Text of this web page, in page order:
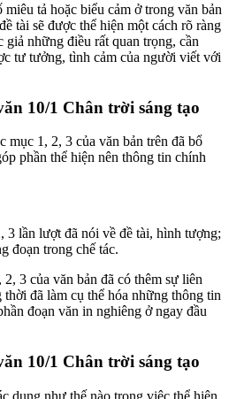
tả hoặc biểu cảm ở trong văn bản
tài sẽ được thể hiện một cách rõ ràng
giả những điều rất quan trọng, cần
tư tưởng, tình cảm của người viết với
10/1 Chân trời sáng tạo
mục 1, 2, 3 của văn bản trên đã bổ
phần thể hiện nên thông tin chính
3 lần lượt đã nói về đề tài, hình tượng;
đoạn trong chế tác.
3 của văn bản đã có thêm sự liên
đã làm cụ thể hóa những thông tin
đoạn văn in nghiêng ở ngay đầu
10/1 Chân trời sáng tạo
dụng như thế nào trong việc thể hiện